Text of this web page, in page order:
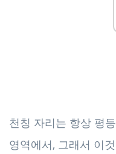
천칭 자리는 항상 평
영역에서, 그래서 이